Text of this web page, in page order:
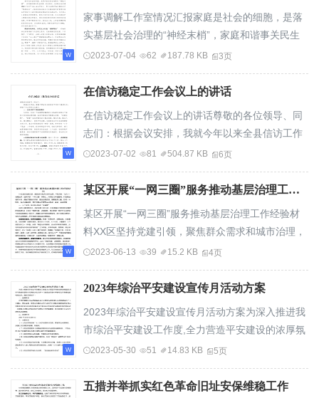
家事调解工作室情况汇报家庭是社会的细胞，是落
实基层社会治理的“神经末梢”，家庭和谐事关民生
幸福、社会稳定。XX镇XX村家事调解工作室于
验”，探索家事纠纷多元...
2023-07-04 62 187.78 KB 3页
在信访稳定工作会议上的讲话
在信访稳定工作会议上的讲话尊敬的各位领导、同
志们：根据会议安排，我就今年以来全县信访工作
进行通报分析，并就下步工作提几点建议。一、全
实党中央和省市县委关...
2023-07-02 81 504.87 KB 6页
某区开展“一网三圈”服务推动基层治理工作经验材料
某区开展“一网三圈”服务推动基层治理工作经验材
料XX区坚持党建引领，聚焦群众需求和城市治理，
不断深化“为民XX”党建品牌，创新探索“一网三
系，健全完善运行机...
2023-06-13 39 15.2 KB 4页
2023年综治平安建设宣传月活动方案
2023年综治平安建设宣传月活动方案为深入推进我
市综治平安建设工作度,全力营造平安建设的浓厚氛
围,经市平安建设领导小组研究决定,定于X月份在全
下：一、指导思想以...
2023-05-30 51 14.83 KB 5页
五措并举抓实红色革命旧址安保维稳工作